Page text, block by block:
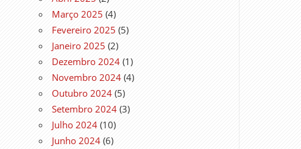
Março 2025 (4)
Fevereiro 2025 (5)
Janeiro 2025 (2)
Dezembro 2024 (1)
Novembro 2024 (4)
Outubro 2024 (5)
Setembro 2024 (3)
Julho 2024 (10)
Junho 2024 (6)